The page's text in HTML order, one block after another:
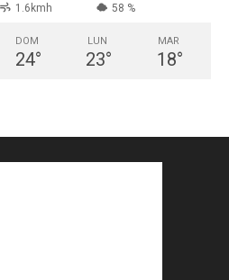
1.6kmh 58 %
DOM
24°
LUN
23°
MAR
18°